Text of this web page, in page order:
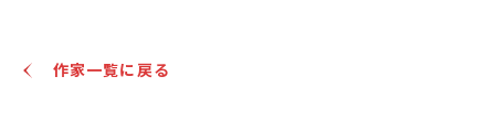
作家一覧に戻る